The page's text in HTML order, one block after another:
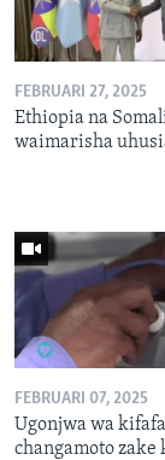
FEBRUARI 27, 2025
Ethiopia na
waimarisha
FEBRUARI 07, 2025
Ugonjwa wa
changamoto zake